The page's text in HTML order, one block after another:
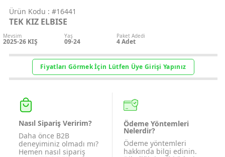
Giriş Yap
Ürün Kodu : #16441
TEK KIZ ELBISE
Mevsim
2025-26 KIŞ
Yaş
09-24
Paket Adedi
4Adet
Fiyatları Görmek İçin Lütfen Üye Girişi Yapınız
Nasıl Sipariş Veririm?
Daha önce B2B
deneyiminiz olmadı mı?
Hemen nasıl sipariş
Ödeme Yöntemleri
Nelerdir?
Ödeme yöntemleri
hakkında bilgi edinin.